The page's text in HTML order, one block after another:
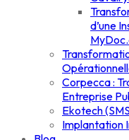
d’une
Corpecca :
Entreprise
Ekotech
Implantation